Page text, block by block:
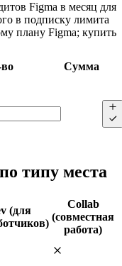
Figma в месяц для
в подписку лимита
плану Figma; купить
Сумма
типу места
(для
Collab
(совместная
работа)